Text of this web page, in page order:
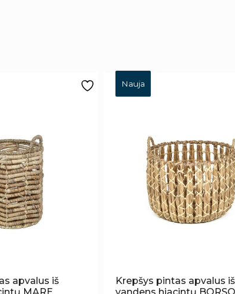
apvalus iš
MARE
Nauja
Krepšys pintas apvalus iš
vandens hiacintų BORSO